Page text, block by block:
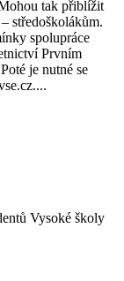
tak přiblížit
středoškolákům.
spolupráce
Prvním
je nutné se
Vysoké školy